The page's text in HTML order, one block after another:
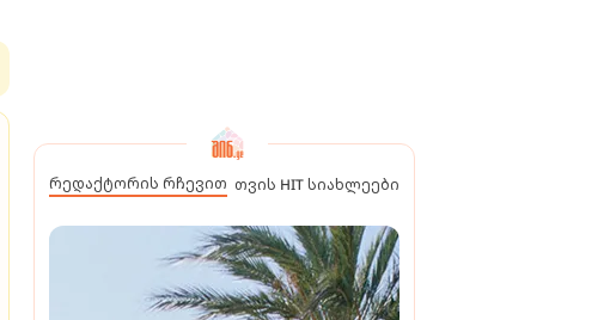
რედაქტორის რჩევით თვის HIT სიახლეები